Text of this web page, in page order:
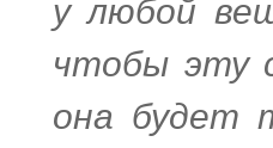
у любой
чтобы эту
она будет